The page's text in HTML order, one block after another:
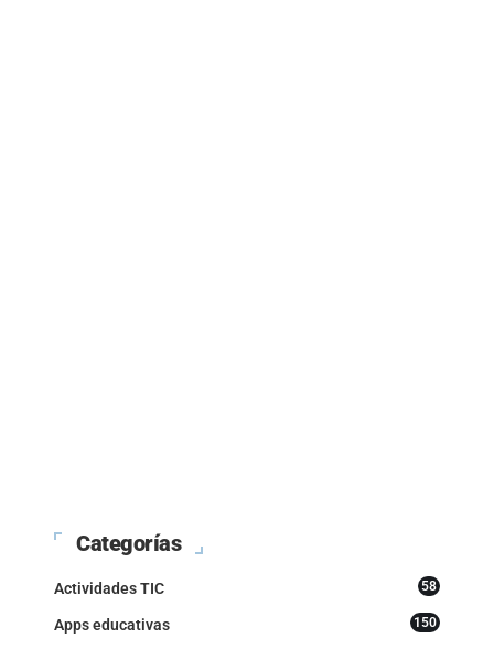
Categorías
Actividades TIC 58
Apps educativas 150